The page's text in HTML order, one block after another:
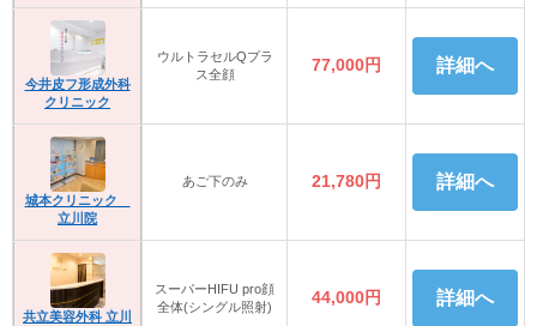
今井皮フ形成外科
クリニック
ウルトラセルQプラ
ス全顔
77,000円 詳細へ
城本クリニック
立川院
あご下のみ 21,780円 詳細へ
共立美容外科 立川
スーパーHIFU pro顔
全体(シングル照射)
44,000円 詳細へ